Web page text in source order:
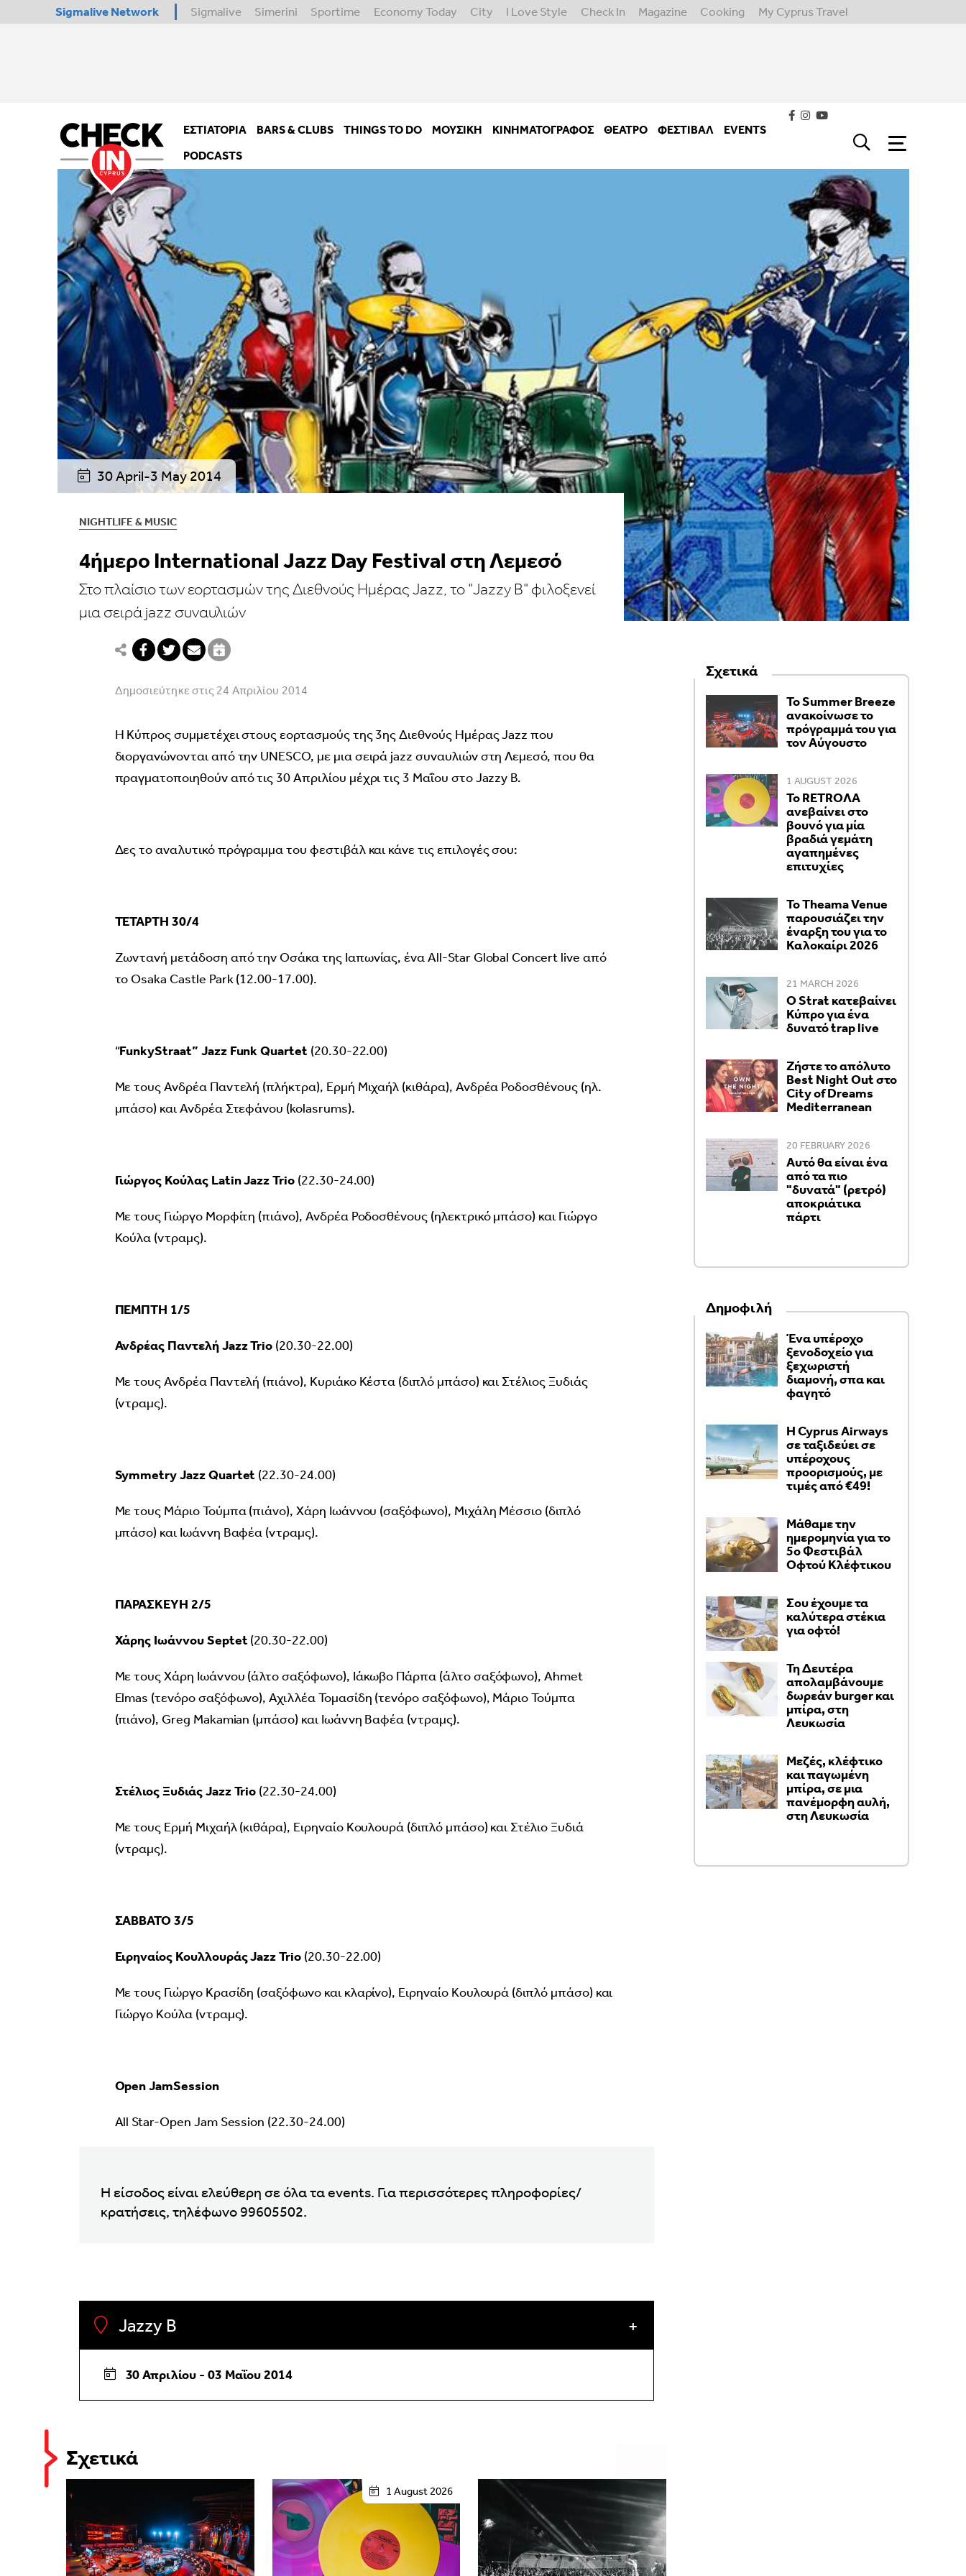
Sigmalive Network Sigmalive Simerini Sportime Economy Today City I Love Style Check In Magazine Cooking My Cyprus Travel
ΕΣΤΙΑΤΌΡΙΑ BARS & CLUBS THINGS TO DO ΜΟΥΣΙΚΉ ΚΙΝΗΜΑΤΟΓΡΆΦΟΣ ΘΈΑΤΡΟ ΦΕΣΤΙΒΑΛ
EVENTS
PODCASTS
30 April-3 May 2014
NIGHTLIFE & MUSIC
4ήμερο International Jazz Day Festival στη Λεμεσό
Στο πλαίσιο των εορτασμών της Διεθνούς Ημέρας Jazz, το "Jazzy B" φιλοξενεί
μια σειρά jazz συναυλιών
Δημοσιεύτηκε στις 24 Απριλίου 2014
Η Κύπρος συμμετέχει στους εορτασμούς της 3ης Διεθνούς Ημέρας Jazz που
διοργανώνονται από την UNESCO, με μια σειρά jazz συναυλιών στη Λεμεσό, που θα
πραγματοποιηθούν από τις 30 Απριλίου μέχρι τις 3 Μαΐου στο Jazzy B.
Δες το αναλυτικό πρόγραμμα του φεστιβάλ και κάνε τις επιλογές σου:
ΤΕΤΑΡΤΗ 30/4
Ζωντανή μετάδοση από την Οσάκα της Ιαπωνίας, ένα All-Star Global Concert live από
το Osaka Castle Park (12.00-17.00).
“FunkyStraat” Jazz Funk Quartet(20.30-22.00)
Με τους Ανδρέα Παντελή (πλήκτρα), Ερμή Μιχαήλ (κιθάρα), Ανδρέα Ροδοσθένους (ηλ.
μπάσο) και Ανδρέα Στεφάνου (kolasrums).
Γιώργος Κούλας Latin Jazz Trio (22.30-24.00)
Με τους Γιώργο Μορφίτη (πιάνο), Ανδρέα Ροδοσθένους (ηλεκτρικό μπάσο) και Γιώργο
Κούλα (ντραμς).
ΠΕΜΠΤΗ 1/5
Ανδρέας ΠαντελήJazzTrio (20.30-22.00)
Με τους Ανδρέα Παντελή (πιάνο), Κυριάκο Κέστα (διπλό μπάσο) και Στέλιος Ξυδιάς
(ντραμς).
Symmetry Jazz Quartet (22.30-24.00)
Με τους Μάριο Τούμπα (πιάνο), Χάρη Ιωάννου (σαξόφωνο), Μιχάλη Μέσσιο (διπλό
μπάσο) και Ιωάννη Βαφέα (ντραμς).
ΠΑΡΑΣΚΕΥΗ 2/5
Χάρης ΙωάννουSeptet(20.30-22.00)
Με τους Χάρη Ιωάννου (άλτο σαξόφωνο), Ιάκωβο Πάρπα (άλτο σαξόφωνο), Ahmet
Elmas (τενόρο σαξόφωνο), Αχιλλέα Τομασίδη (τενόρο σαξόφωνο), Μάριο Τούμπα
(πιάνο), Greg Makamian (μπάσο) και Ιωάννη Βαφέα (ντραμς).
Στέλιος ΞυδιάςJazz Trio (22.30-24.00)
Με τους Ερμή Μιχαήλ (κιθάρα), Ειρηναίο Κουλουρά (διπλό μπάσο) και Στέλιο Ξυδιά
(ντραμς).
ΣΑΒΒΑΤΟ 3/5
Ειρηναίος ΚουλλουράςJazzTrio (20.30-22.00)
Με τους Γιώργο Κρασίδη (σαξόφωνο και κλαρίνο), Ειρηναίο Κουλουρά (διπλό μπάσο) και
Γιώργο Κούλα (ντραμς).
Open JamSession
All Star-Open Jam Session (22.30-24.00)
Η είσοδος είναι ελεύθερη σε όλα τα events. Για περισσότερες πληροφορίες/
κρατήσεις, τηλέφωνο 99605502.
Jazzy B
30 Απριλίου - 03 Μαΐου 2014
Σχετικά
1 August 2026
Σχετικά
To Summer Breeze
ανακοίνωσε το
πρόγραμμά του για
τον Αύγουστο
1 AUGUST 2026
Το RETROΛA
ανεβαίνει στο
βουνό για μία
βραδιά γεμάτη
αγαπημένες
επιτυχίες
Το Theama Venue
παρουσιάζει την
έναρξη του για το
Καλοκαίρι 2026
21 MARCH 2026
Ο Strat κατεβαίνει
Κύπρο για ένα
δυνατό trap live
Ζήστε το απόλυτο
Best Night Out στο
City of Dreams
Mediterranean
20 FEBRUARY 2026
Αυτό θα είναι ένα
από τα πιο
"δυνατά" (ρετρό)
αποκριάτικα
πάρτι
Δημοφιλή
Ένα υπέροχο
ξενοδοχείο για
ξεχωριστή
διαμονή, σπα και
φαγητό
H Cyprus Airways
σε ταξιδεύει σε
υπέροχους
προορισμούς, με
τιμές από €49!
Μάθαμε την
ημερομηνία για το
5ο Φεστιβάλ
Οφτού Κλέφτικου
Σου έχουμε τα
καλύτερα στέκια
για οφτό!
Τη Δευτέρα
απολαμβάνουμε
δωρεάν burger και
μπίρα, στη
Λευκωσία
Μεζές, κλέφτικο
και παγωμένη
μπίρα, σε μια
πανέμορφη αυλή,
στη Λευκωσία